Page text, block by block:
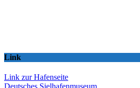
Link
Link zur Hafenseite